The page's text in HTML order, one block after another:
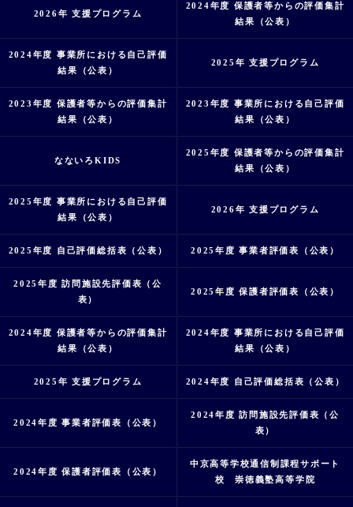
2026年 支援プログラム
2024年度 保護者等からの評価集計
結果（公表）
2024年度 事業所における自己評価
結果（公表）
2025年 支援プログラム
2023年度 保護者等からの評価集計
結果（公表）
2023年度 事業所における自己評価
結果（公表）
なないろKIDS
2025年度 保護者等からの評価集計
結果（公表）
2025年度 事業所における自己評価
結果（公表）
2026年 支援プログラム
2025年度 自己評価総括表（公表） 2025年度 事業者評価表（公表）
2025年度 訪問施設先評価表（公
表）
2025年度 保護者評価表（公表）
2024年度 保護者等からの評価集計
結果（公表）
2024年度 事業所における自己評価
結果（公表）
2025年 支援プログラム 2024年度 自己評価総括表（公表）
2024年度 事業者評価表（公表）
2024年度 訪問施設先評価表（公
表）
2024年度 保護者評価表（公表）
中京高等学校通信制課程サポート
校 崇徳義塾高等学院